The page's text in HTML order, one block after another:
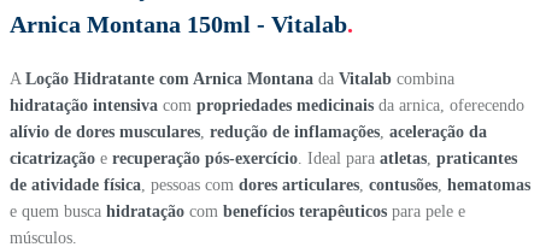
Arnica Montana 150ml - Vitalab.
A Loção Hidratante com Arnica Montana da Vitalab combina
hidratação intensiva com propriedades medicinais da arnica, oferecendo
alívio de dores musculares redução de inflamações aceleração da
cicatrização e recuperação pós-exercício . Ideal para atletas praticantes
de atividade física , pessoas com dores articulares contusões hematomas
e quem busca hidratação com benefícios terapêuticos para pele e
músculos.